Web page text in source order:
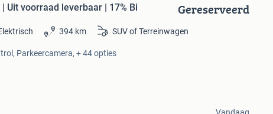
Uit voorraad leverbaar | 17% Bi Gereserveerd
394 km SUV of Terreinwagen
Parkeercamera, + 44 opties
Vandaag